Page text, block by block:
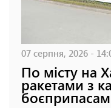
07 серпня, 2026 -
По місту на
ракетами з